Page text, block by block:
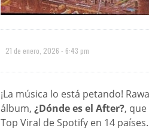
21 de enero, 2026 - 6:43 pm
¡La música lo está petando!
álbum, ¿Dónde es el After?,
Top Viral de Spotify en 14